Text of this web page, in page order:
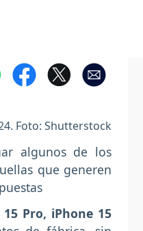
Foto: Shutterstock
algunos de los
que generen
15 Pro, iPhone 15